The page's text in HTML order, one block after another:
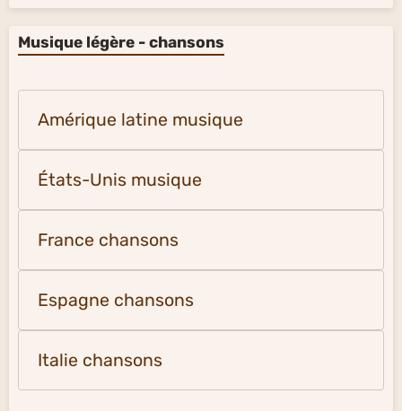
Musique légère - chansons
Amérique latine musique
États-Unis musique
France chansons
Espagne chansons
Italie chansons